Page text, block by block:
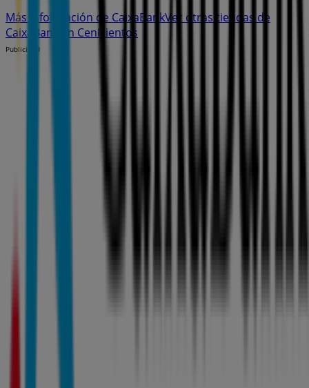
Más información de CaixaBankVer otras tiendas de
CaixaBank en Cenicientos
Publicidad